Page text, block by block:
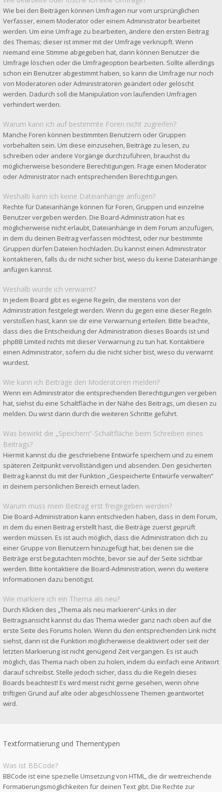
Wie bei den Beiträgen können Umfragen nur vom ursprünglichen
Verfasser, einem Moderator oder einem Administrator bearbeitet
werden. Um eine Umfrage zu bearbeiten, ändere den ersten Beitrag
des Themas; dieser ist immer mit der Umfrage verknüpft. Wenn
niemand eine Stimme abgegeben hat, dann können Benutzer die
Umfrage löschen oder die Umfrageoption bearbeiten. Sollte allerdings
schon ein Benutzer abgestimmt haben, so kann die Umfrage nur noch
von Moderatoren oder Administratoren geändert oder gelöscht
werden. Dadurch soll die Manipulation von laufenden Umfragen
verhindert werden.
Warum kann ich auf bestimmte Foren nicht zugreifen?
Manche Foren können bestimmten Benutzern oder Gruppen
vorbehalten sein. Um diese einzusehen, Beiträge zu lesen, zu
schreiben oder andere Vorgänge durchzuführen, brauchst du
möglicherweise besondere Berechtigungen. Frage einen Moderator
oder Administrator nach entsprechenden Berechtigungen.
Weshalb kann ich keine Dateianhänge anfügen?
Rechte für Dateianhänge können für Foren, Gruppen und einzelne
Benutzer vergeben werden. Die Board-Administration hat es
möglicherweise nicht erlaubt, Dateianhänge in dem Forum anzufügen,
in dem du deinen Beitrag verfassen möchtest, oder nur bestimmte
Gruppen dürfen Dateien hochladen. Du kannst einen Administrator
kontaktieren, falls du dir nicht sicher bist, wieso du keine Dateianhänge
anfügen kannst.
Weshalb wurde ich verwarnt?
In jedem Board gibt es eigene Regeln, die meistens von der
Administration festgelegt werden. Wenn du gegen eine dieser Regeln
verstoßen hast, kann sie dir eine Verwarnung erteilen. Bitte beachte,
dass dies die Entscheidung der Administration dieses Boards ist und
phpBB Limited nichts mit dieser Verwarnung zu tun hat. Kontaktiere
einen Administrator, sofern du die nicht sicher bist, wieso du verwarnt
wurdest.
Wie kann ich Beiträge den Moderatoren melden?
Wenn ein Administrator die entsprechenden Berechtigungen vergeben
hat, siehst du eine Schaltfläche in der Nähe des Beitrags, um diesen zu
melden. Du wirst dann durch die weiteren Schritte geführt.
Was bewirkt die „Speichern“-Schaltfläche beim Schreiben eines
Beitrags?
Hiermit kannst du die geschriebene Entwürfe speichern und zu einem
späteren Zeitpunkt vervollständigen und absenden. Den gesicherten
Beitrag kannst du mit der Funktion „Gespeicherte Entwürfe verwalten“
in deinem persönlichen Bereich erneut laden.
Warum muss mein Beitrag erst freigegeben werden?
Die Board-Administration kann entschieden haben, dass in dem Forum,
in dem du einen Beitrag erstellt hast, die Beiträge zuerst geprüft
werden müssen. Es ist auch möglich, dass die Administration dich zu
einer Gruppe von Benutzern hinzugefügt hat, bei denen sie die
Beiträge erst begutachten möchte, bevor sie auf der Seite sichtbar
werden. Bitte kontaktiere die Board-Administration, wenn du weitere
Informationen dazu benötigst.
Wie markiere ich ein Thema als neu?
Durch Klicken des „Thema als neu markieren“-Links in der
Beitragsansicht kannst du das Thema wieder ganz nach oben auf die
erste Seite des Forums holen. Wenn du den entsprechenden Link nicht
siehst, dann ist die Funktion möglicherweise deaktiviert oder seit der
letzten Markierung ist nicht genügend Zeit vergangen. Es ist auch
möglich, das Thema nach oben zu holen, indem du einfach eine Antwort
darauf schreibst. Stelle jedoch sicher, dass du die Regeln dieses
Boards beachtest! Es wird meist nicht gerne gesehen, wenn ohne
triftigen Grund auf alte oder abgeschlossene Themen geantwortet
wird.
Textformatierung und Thementypen
Was ist BBCode?
BBCode ist eine spezielle Umsetzung von HTML, die dir weitreichende
Formatierungsmöglichkeiten für deinen Text gibt. Die Rechte zur